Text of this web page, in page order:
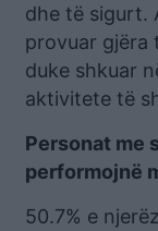
dhe të sigurt.
provuar gjëra
duke shkuar
aktivitete të
Personat me
performojnë
50.7% e